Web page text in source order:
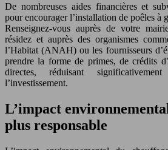
De nombreuses aides financières et
pour encourager l’installation de poêles à
Renseignez-vous auprès de votre
résidez et auprès des organismes
l’Habitat (ANAH) ou les fournisseurs
prendre la forme de primes, de crédits
directes, réduisant
l’investissement.
L’impact
plus responsable